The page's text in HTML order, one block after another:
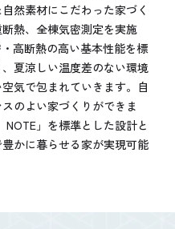
然素材にこだわった家づく
熱、全棟気密測定を実施
高断熱の高い基本性能を標
夏涼しい温度差のない環境
気で包まれていきます。自
のよい家づくりができま
」を標準とした設計と
かに暮らせる家が実現可能